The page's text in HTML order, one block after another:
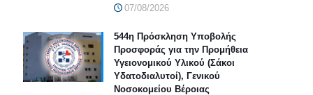
07/08/2026
544η Πρόσκληση Υποβολής
Προσφοράς για την Προμήθεια
Υγειονομικού Υλικού (Σάκοι
Υδατοδιαλυτοί), Γενικού
Νοσοκομείου Βέροιας